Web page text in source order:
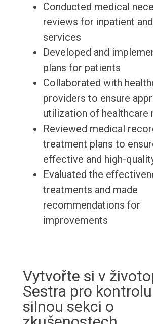
Conducted medical
reviews for inpatient
services
Developed and
plans for patients
Collaborated with
providers to ensure
utilization of healthcare
Reviewed medical
treatment plans to
effective and high-
Evaluated the
treatments and made
recommendations for
improvements
Vytvořte si v
Sestra pro
silnou sekci o